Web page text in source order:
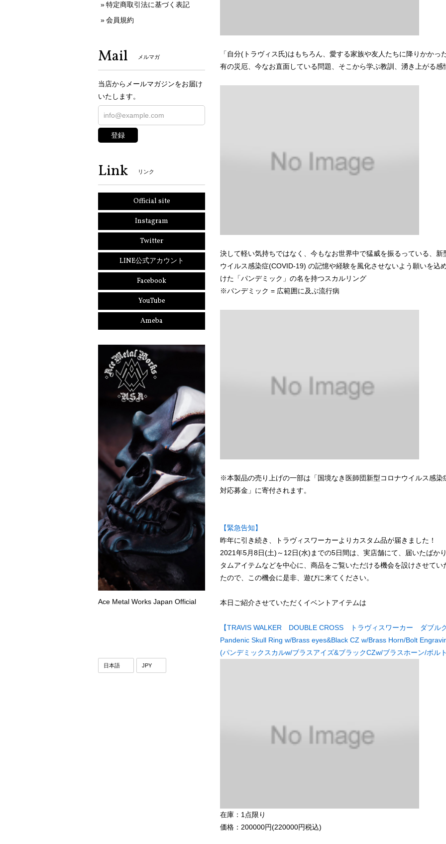
「自分(トラヴィス氏)はもちろん、愛する家族や友人たちに降りかかっ
有の災厄、今なお直面している問題、そこから学ぶ教訓、湧き上がる感
決して軽い気持ちではなく、今もなお世界中で猛威を振るっている、新
ウイルス感染症(COVID-19) の記憶や経験を風化させないよう願いを込
けた「パンデミック」の名を持つスカルリング
※パンデミック = 広範囲に及ぶ流行病
※本製品の売り上げの一部は「国境なき医師団新型コロナウイルス感染
対応募金」に寄付されます。
【緊急告知】
昨年に引き続き、トラヴィスワーカーよりカスタム品が届きました！
2021年5月8日(土)～12日(水)までの5日間は、実店舗にて、届いたばか
タムアイテムなどを中心に、商品をご覧いただける機会を設けさせてい
たので、この機会に是非、遊びに来てください。
本日ご紹介させていただくイベントアイテムは
【TRAVIS WALKER DOUBLE CROSS トラヴィスワーカー ダブル
Pandenic Skull Ring w/Brass eyes&Black CZ w/Brass Horn/Bolt
(パンデミックスカルw/ブラスアイズ&ブラックCZw/ブラスホーン/ボル
在庫：1点限り
価格：200000円(220000円税込)
特定商取引法に基づく表記
会員規約
Mail メルマガ
当店からメールマガジンをお届け
いたします。
登録
Link リンク
Official site
Instagram
Twitter
LINE公式アカウント
Facebook
YouTube
Ameba
Ace Metal Works Japan Official